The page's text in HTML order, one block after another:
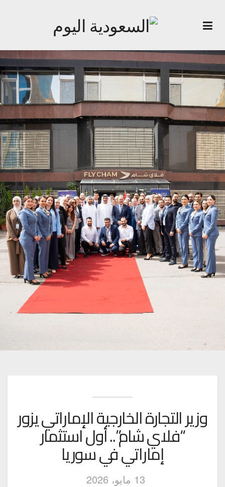
وزير التجارة الخارجية الإماراتي يزور
“فلاي شام”.. أول استثمار
إماراتي في سوريا
13 مايو، 2026